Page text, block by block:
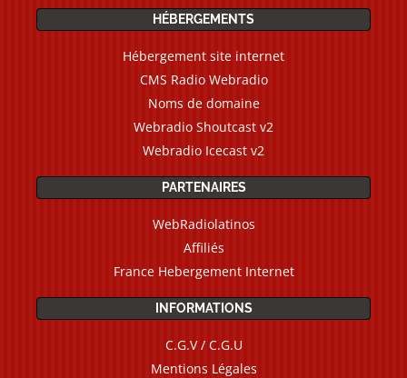
HÉBERGEMENTS
Hébergement site internet
CMS Radio Webradio
Noms de domaine
Webradio Shoutcast v2
Webradio Icecast v2
PARTENAIRES
WebRadiolatinos
Affiliés
France Hebergement Internet
INFORMATIONS
C.G.V / C.G.U
Mentions Légales